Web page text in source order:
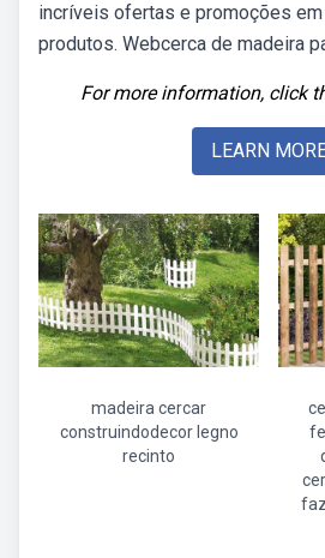
incríveis ofertas e promoções
produtos. Webcerca de madeira
For more information, click
LEARN
madeira cercar
construindodecor legno
recinto